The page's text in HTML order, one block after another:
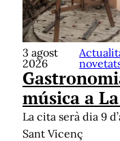
3 agost
2026
música a
La cita serà dia 9
Sant Vicenç